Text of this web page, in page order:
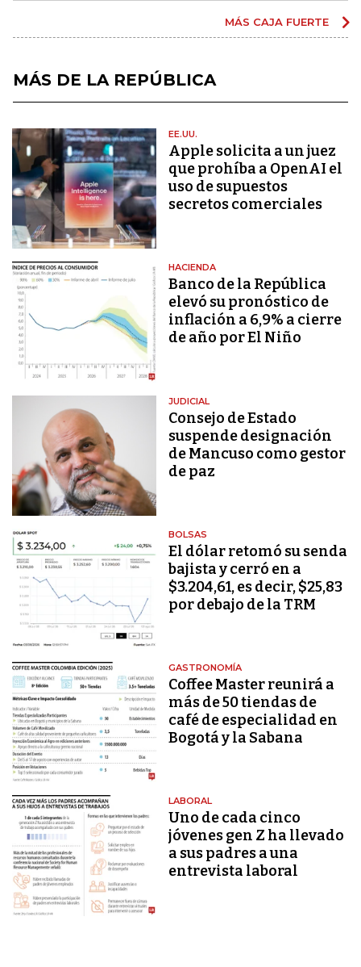
MÁS CAJA FUERTE
MÁS DE LA REPÚBLICA
EE.UU.
Apple solicita a un juez
que prohíba a OpenAI el
uso de supuestos
secretos comerciales
HACIENDA
Banco de la República
elevó su pronóstico de
inflación a 6,9% a cierre
de año por El Niño
JUDICIAL
Consejo de Estado
suspende designación
de Mancuso como gestor
de paz
BOLSAS
El dólar retomó su senda
bajista y cerró en a
$3.204,61, es decir, $25,83
por debajo de la TRM
GASTRONOMÍA
Coffee Master reunirá a
más de 50 tiendas de
café de especialidad en
Bogotá y la Sabana
LABORAL
Uno de cada cinco
jóvenes gen Z ha llevado
a sus padres a una
entrevista laboral